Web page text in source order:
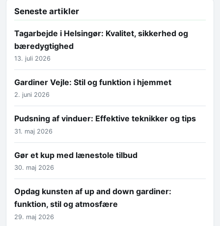
Seneste artikler
Tagarbejde i Helsingør: Kvalitet, sikkerhed og
bæredygtighed
13. juli 2026
Gardiner Vejle: Stil og funktion i hjemmet
2. juni 2026
Pudsning af vinduer: Effektive teknikker og tips
31. maj 2026
Gør et kup med lænestole tilbud
30. maj 2026
Opdag kunsten af up and down gardiner:
funktion, stil og atmosfære
29. maj 2026